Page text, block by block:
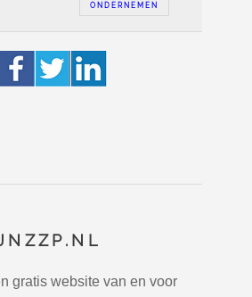
ONDERNEMEN
gratis website van en voor